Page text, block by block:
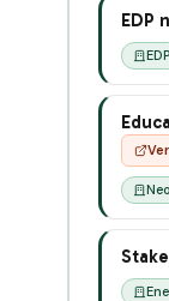
EDP
EDP